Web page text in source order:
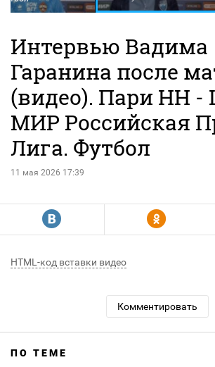
Интервью Вадима
Гаранина после
(видео). Пари НН -
МИР Российская
Лига. Футбол
11 мая 2026 17:39
R Y
HTML-код вставки видео
Комментировать
ПО ТЕМЕ